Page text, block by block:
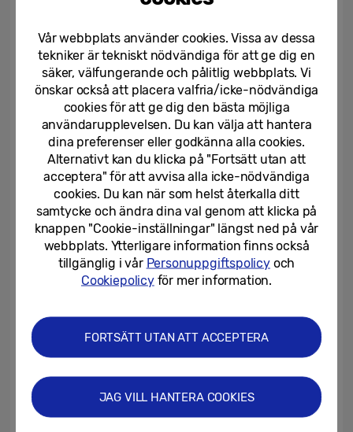
Galaxy Unpacked i Paris. Med den nya Galaxy Z-serien öppnar
mest mångsidiga och flexibla formfaktorn, designad för att skapa
unika mobilupplevelser.
Samsung ingår partnerskap med
Alcedis för att utveckla klinisk...
24/06/2026
Samsung lyfter fram öppet
ekosystem för att accelerera...
19/06/2026
vardagligt välmående med...
17/06/2026
Samsung utvecklar framtidens
Vår webbplats använder cookies. Vissa av dessa
tekniker är tekniskt nödvändiga för att ge dig en
säker, välfungerande och pålitlig webbplats. Vi
önskar också att placera valfria/icke-nödvändiga
cookies för att ge dig den bästa möjliga
användarupplevelsen. Du kan välja att hantera
dina preferenser eller godkänna alla cookies.
Alternativt kan du klicka på "Fortsätt utan att
acceptera" för att avvisa alla icke-nödvändiga
cookies. Du kan när som helst återkalla ditt
samtycke och ändra dina val genom att klicka på
knappen "Cookie-inställningar" längst ned på vår
webbplats. Ytterligare information finns också
tillgänglig i vår Personuppgiftspolicyoch
Cookiepolicyför mer information.
FORTSÄTT UTAN ATT ACCEPTERA
JAG VILL HANTERA COOKIES